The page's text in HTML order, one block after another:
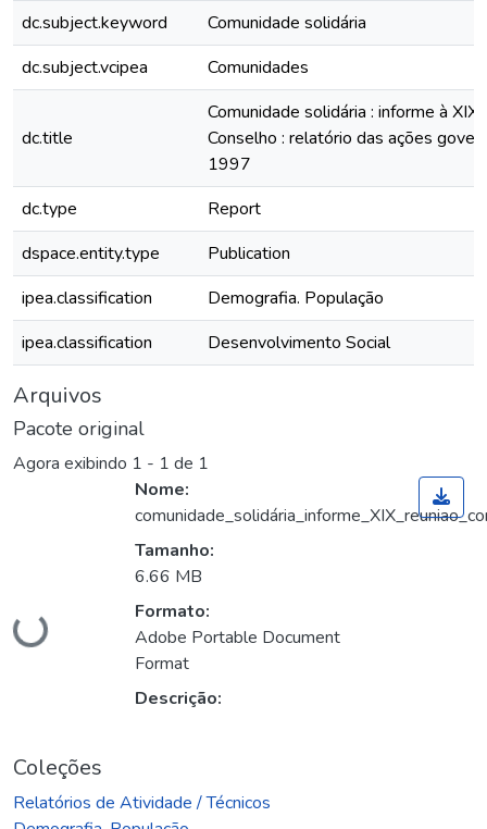
dc.subject.keyword
Comunidade solidária
dc.subject.vcipea
Comunidades
dc.title
Comunidade solidária : informe à XIX
Conselho : relatório das ações
1997
dc.type
Report
dspace.entity.type
Publication
ipea.classification
Demografia. População
ipea.classification
Desenvolvimento Social
Arquivos
Pacote original
Agora exibindo 1 - 1 de 1
Carregando...
Nome:
Tamanho:
6.66 MB
Formato:
Adobe Portable Document
Format
Descrição:
Coleções
Relatórios de Atividade / Técnicos